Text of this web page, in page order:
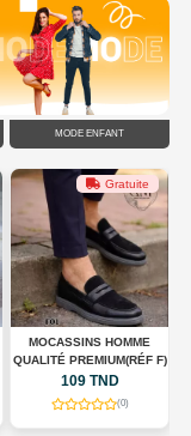
MODE ENFANT
Gratuite
MOCASSINS HOMME
QUALITÉ PREMIUM(RÉF F)
109 TND
(0)